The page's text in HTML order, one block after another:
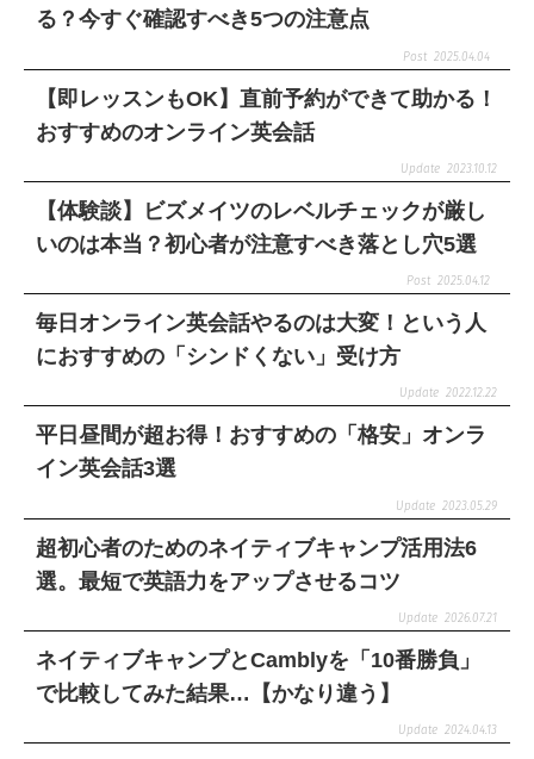
る？今すぐ確認すべき5つの注意点
2025.04.04
【即レッスンもOK】直前予約ができて助かる！
おすすめのオンライン英会話
2023.10.12
【体験談】ビズメイツのレベルチェックが厳し
いのは本当？初心者が注意すべき落とし穴5選
2025.04.12
毎日オンライン英会話やるのは大変！という人
におすすめの「シンドくない」受け方
2022.12.22
平日昼間が超お得！おすすめの「格安」オンラ
イン英会話3選
2023.05.29
超初心者のためのネイティブキャンプ活用法6
選。最短で英語力をアップさせるコツ
2026.07.21
ネイティブキャンプとCamblyを「10番勝負」
で比較してみた結果…【かなり違う】
2024.04.13